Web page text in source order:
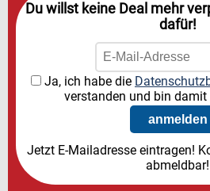
Du willst keine Deal mehr
dafür!
Ja, ich habe die
verstanden und bin damit
Jetzt E-Mailadresse eintragen!
abmeldbar!